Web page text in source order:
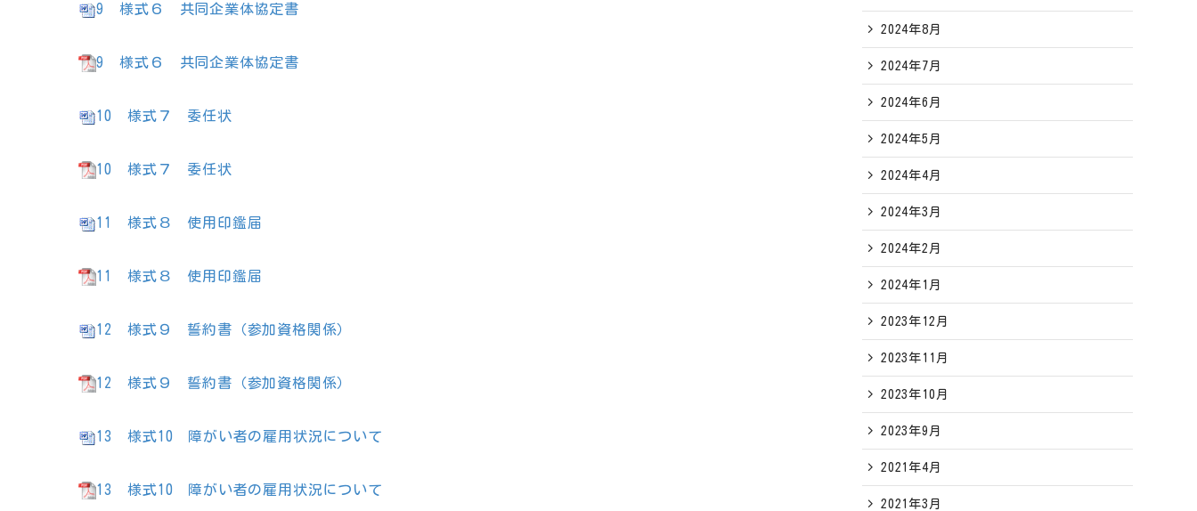
9 様式６ 共同企業体協定書
9 様式６ 共同企業体協定書
10 様式７ 委任状
10 様式７ 委任状
11 様式８ 使用印鑑届
11 様式８ 使用印鑑届
12 様式９ 誓約書（参加資格関係）
12 様式９ 誓約書（参加資格関係）
13 様式10 障がい者の雇用状況について
13 様式10 障がい者の雇用状況について
2024年8月
2024年7月
2024年6月
2024年5月
2024年4月
2024年3月
2024年2月
2024年1月
2023年12月
2023年11月
2023年10月
2023年9月
2021年4月
2021年3月